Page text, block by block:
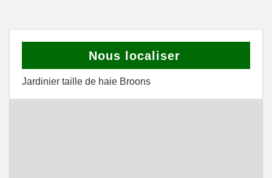
Nous localiser
Jardinier taille de haie Broons